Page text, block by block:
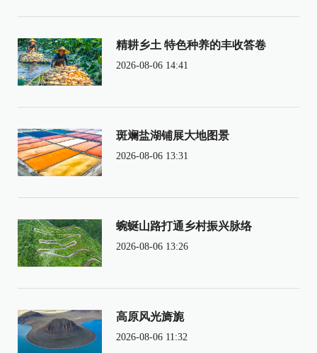
精耕乡土 特色种养的丰收答卷
2026-08-06 14:41
斑斓盐湖铺展大地图景
2026-08-06 13:31
蜿蜒山路打通乡村振兴脉络
2026-08-06 13:26
高原风光旖旎
2026-08-06 11:32